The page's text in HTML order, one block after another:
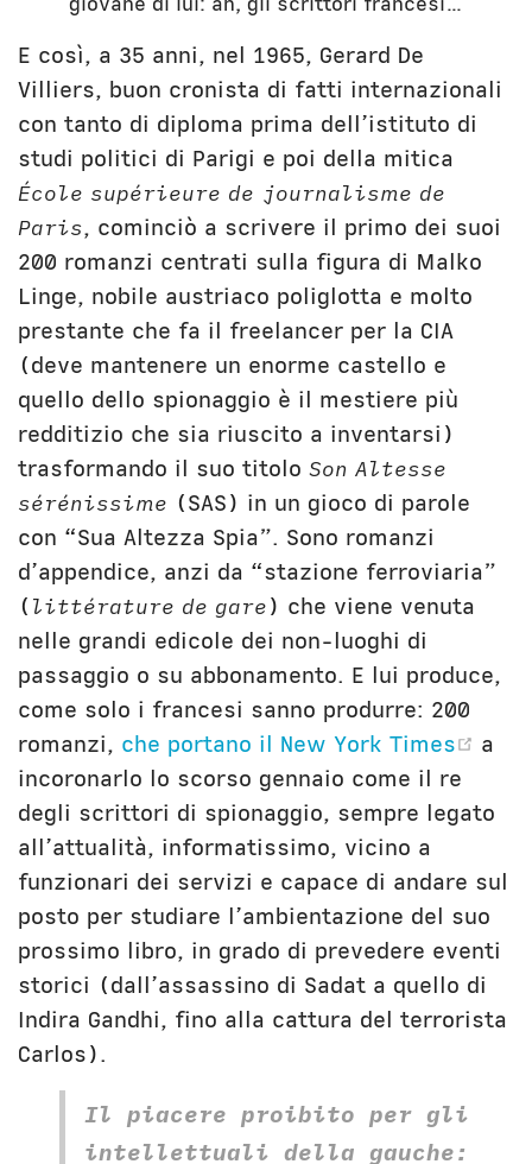
E così, a 35 anni, nel 1965, Gerard De
Villiers, buon cronista di fatti internazionali
con tanto di diploma prima dell’istituto di
studi politici di Parigi e poi della mitica
École supérieure de journalisme de
Paris, cominciò a scrivere il primo dei suoi
200 romanzi centrati sulla figura di Malko
Linge, nobile austriaco poliglotta e molto
prestante che fa il freelancer per la CIA
(deve mantenere un enorme castello e
quello dello spionaggio è il mestiere più
redditizio che sia riuscito a inventarsi)
trasformando il suo titolo Son Altesse
sérénissime (SAS) in un gioco di parole
con “Sua Altezza Spia”. Sono romanzi
d’appendice, anzi da “stazione ferroviaria”
( littérature de gare) che viene venuta
nelle grandi edicole dei non-luoghi di
passaggio o su abbonamento. E lui produce,
come solo i francesi sanno produrre: 200
romanzi, che portano il New York Times
a
incoronarlo lo scorso gennaio come il re
degli scrittori di spionaggio, sempre legato
all’attualità, informatissimo, vicino a
funzionari dei servizi e capace di andare sul
posto per studiare l’ambientazione del suo
prossimo libro, in grado di prevedere eventi
storici (dall’assassino di Sadat a quello di
Indira Gandhi, fino alla cattura del terrorista
Carlos).
Il piacere proibito per gli
intellettuali della gauche: